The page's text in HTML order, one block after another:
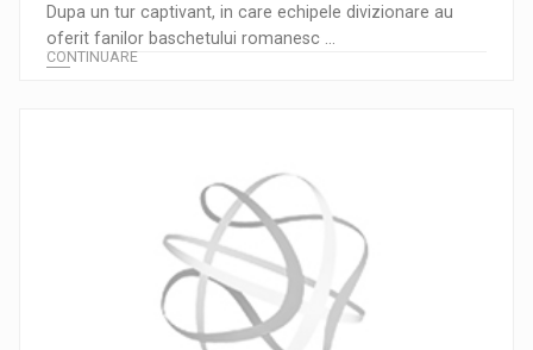
Dupa un tur captivant, in care echipele divizionare au
oferit fanilor baschetului romanesc ...
CONTINUARE